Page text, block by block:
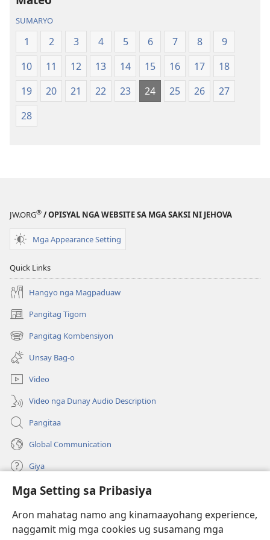
Mga Setting sa Pribasiya
Aron mahatag namo ang kinamaayohang experience,
naggamit mig mga cookies ug susamang mga
Balaang
Kasulatan
(Gihubad
Gikan
sa
Translation
Balaang
Kasulatan
(Gihubad
Gikan
sa
Translation
SUMARYO
1 2 3 4 5 6 7 8
9
10
11 12 13 14 15 16 17
18
19
20 21 22 23 24 25 26
27
28
JW.ORG® / OPISYAL NGA WEBSITE SA MGA SAKSI NI JEHOVA
Mga Appearance Setting
Quick Links
Hangyo nga Magpaduaw
Pangitag Tigom
(mo-
open
ug
bag-
ong
window)
Pangitag Kombensiyon
(mo-
open
ug
bag-
ong
window)
Unsay Bag-o
Video
Video nga Dunay Audio Description
Pangitaa
Global Communication
Giya
Donasyon
(mo-
open
bag-
Watchtower ONLINE NGA LIBRARYA
(mo-